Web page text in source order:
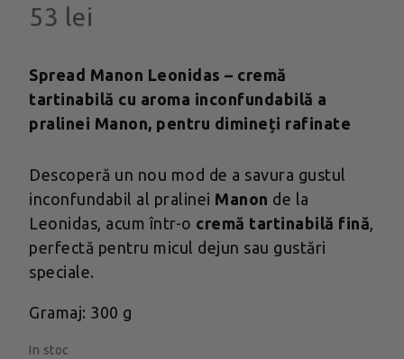
53 lei
Spread Manon Leonidas – cremă
tartinabilă cu aroma inconfundabilă a
pralinei Manon, pentru dimineți rafinate
Descoperă un nou mod de a savura gustul
inconfundabil al pralinei Manon de la
Leonidas, acum într-o cremă tartinabilă fină
perfectă pentru micul dejun sau gustări
speciale.
Gramaj: 300 g
In stoc